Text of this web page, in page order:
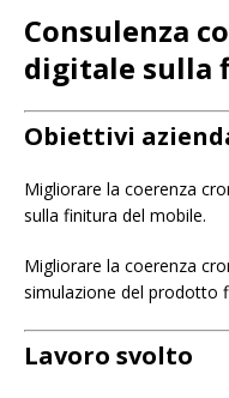
Consulenza
digitale sulla
Obiettivi
Migliorare la coerenza
sulla finitura del mobile.
Migliorare la coerenza
simulazione del prodotto
Lavoro svolto